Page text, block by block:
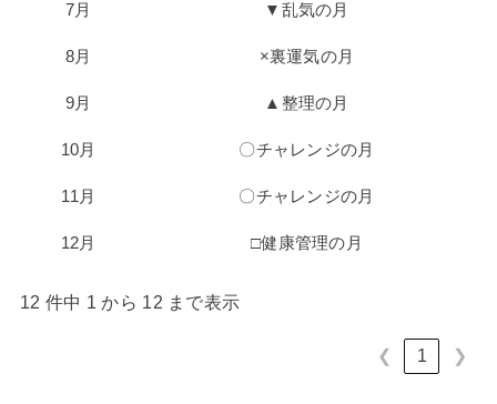
7月 ▼乱気の月
8月 ×裏運気の月
9月 ▲整理の月
10月 〇チャレンジの月
11月 〇チャレンジの月
12月 □健康管理の月
12 件中 1 から 12 まで表示
❮ 1 ❯